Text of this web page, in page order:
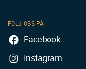
FÖLJ OSS PÅ
Facebook
Instagram